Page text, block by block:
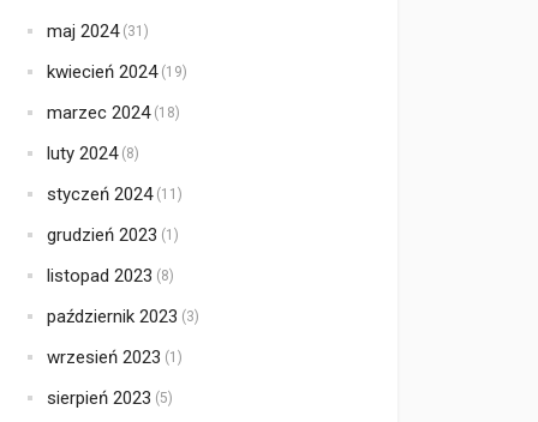
maj 2024(31)
kwiecień 2024(19)
marzec 2024(18)
luty 2024(8)
styczeń 2024(11)
grudzień 2023 (1)
listopad 2023 (8)
październik 2023 (3)
wrzesień 2023 (1)
sierpień 2023 (5)